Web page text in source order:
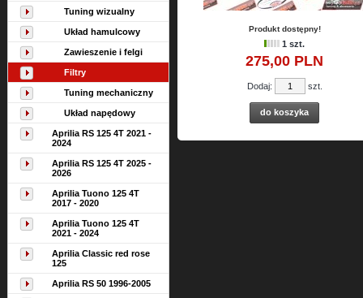
Tuning wizualny
Układ hamulcowy
Zawieszenie i felgi
Filtry
Tuning mechaniczny
Układ napędowy
Aprilia RS 125 4T 2021 -
2024
Aprilia RS 125 4T 2025 -
2026
Aprilia Tuono 125 4T
2017 - 2020
Aprilia Tuono 125 4T
2021 - 2024
Aprilia Classic red rose
125
Aprilia RS 50 1996-2005
Produkt dostępny!
1 szt.
275,00 PLN
Dodaj: szt.
do koszyka